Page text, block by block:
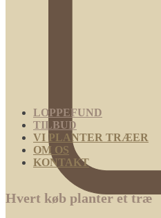
LOPPEFUND
TILBUD
VI PLANTER TRÆER
OM OS
KONTAKT
Hvert køb planter et træ